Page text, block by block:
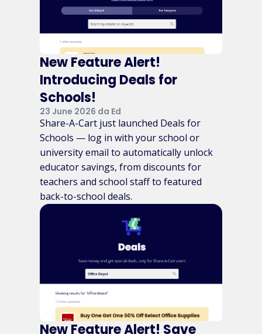
New Feature Alert!
Introducing Deals for
Schools!
23 June 2026 da Ed
Share-A-Cart just launched Deals for
Schools — log in with your school or
university email to automatically unlock
educator savings, from discounts for
teachers and school staff to featured
back-to-school deals.
New Feature Alert! Save